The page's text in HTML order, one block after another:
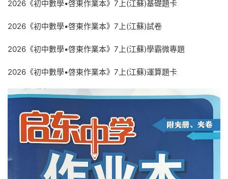
2026《初中數學•啓東作業本》7上(江蘇)基礎題卡
2026《初中數學•啓東作業本》7上(江蘇)試卷
2026《初中數學•啓東作業本》7上(江蘇)學霸微專題
2026《初中數學•啓東作業本》7上(江蘇)運算題卡